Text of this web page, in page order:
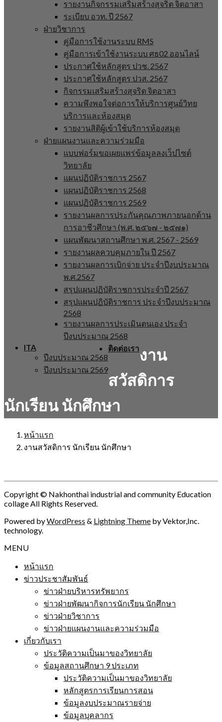
รายงานกิจกรรมเสริมสร้างสุจริต จิตอาสา
ระเบียบ อวท. ปี 2567
ฝ่ายวิชาการ
คู่มือการใช้งานระบบ RMS
คู่มือการเข้าใช้งานระบบ ศธ02 ออนไลน์
ประกาศใช้หลักสูตร ปวช. 2567
ประกาศใช้หลักสูตร ปวส. 2567
กิจกรรมเสริมสร้างสุจริต จิตอาสา
ความพึงพอใจต่อการให้บริการศูนย์วิทย
บริการและห้องสมุด
รายงานสิติผู้เข้าใช้บริการห้องสมุด
ฝ่ายแผนงานและความร่วมมือ
แบบฟอร์มขอเผยแพร่ข้อมูลลงเว็ปไซต์
วิทยาลัย
แผนปฏิบัติราชการ 2567
แผนปฏิบัติราชการ 2568
แผนปฏิบัติราชการ 2569
รายงานผลการประกันคุณภาพภายนอกด้าน
การอาชีวศึกษา (พ.ศ. ๒๕๖๗ - ๒๕๗๑)
แผนพัฒนาสถานศึกษา พ.ศ. 2567 - 2569
รายงานผลควบคุมภายใน ปี 2567
รายงานผลการเบิกจ่าย ประจำปีงบประมาณ
พ.ศ.2567
สรุปแผนปฏิบัติราชการประจำปี 2567
สรุปแผนปฏิบัติราชการ ประจำปีงบประมาณ
2568
รายงานผลการประเมินตนเอง ประจำ
ปีงบประมาณ 2568
ITA
ปีงบประมาณ 2568
ปีงบประมาณ 2569
ติดต่อเรางาน
สวัสดิการ
นักเรียน นักศึกษา
หน้าแรก
งานสวัสดิการ นักเรียน นักศึกษา
Copyright © Nakhonthai industrial and community Education
collage All Rights Reserved.
Powered byWordPress & Lightning Theme by Vektor,Inc.
technology.
MENU
หน้าแรก
ข่าวประชาสัมพันธ์
ข่าวฝ่ายบริหารทรัพยากร
ข่าวฝ่ายพัฒนากิจการนักเรียน นักศึกษา
ข่าวฝ่ายวิชาการ
ข่าวฝ่ายแผนงานและความร่วมมือ
เกี่ยวกับเรา
ประวัติความเป็นมาของวิทยาลัย
ข้อมูลสถานศึกษา 9 ประเภท
ประวัติความเป็นมาของวิทยาลัย
หลักสูตรการเรียนการสอน
ข้อมูลงบประมาณรายจ่าย
ข้อมูลบุคลากร